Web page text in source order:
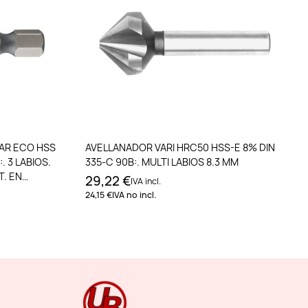
ECO HSS
3 LABIOS.
EN
Añadir al carrito
AVELLANADOR VARI HRC50 HSS-E 8% DIN
335-C 90B:. MULTI LABIOS 8.3 MM
29,22 €IVA incl.
24,15 €IVA no incl.